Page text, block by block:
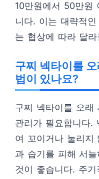
10만원에서 50만원
니다. 이는 대략적
는 협상에 따라 달
구찌 넥타이를
법이 있나요?
구찌 넥타이를 오래
관리가 필요합니다.
여 꼬이거나 눌리지
과 습기를 피해 서
것이 좋습니다. 주